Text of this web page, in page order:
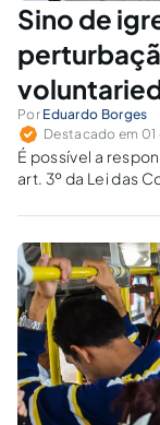
Sino de
Por Eduardo Borges
Destacado em 01
É possível a
art. 3º da Lei das